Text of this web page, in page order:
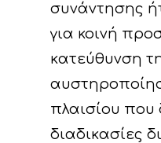
συνάντησης
για κοινή
κατεύθυνση
πλαισίου που
διαδικασίες